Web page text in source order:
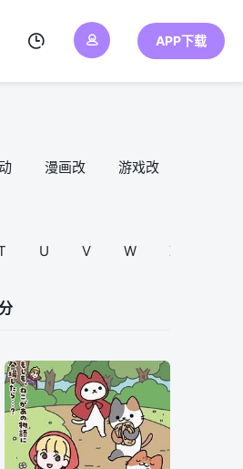
APP下载
漫画改 游戏改
U V W X